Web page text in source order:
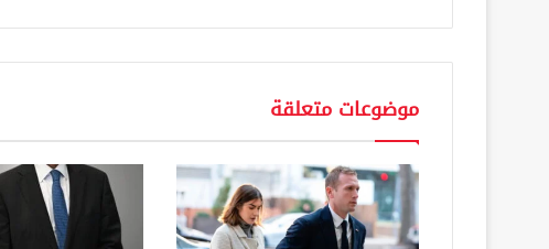
موضوعات متعلقة